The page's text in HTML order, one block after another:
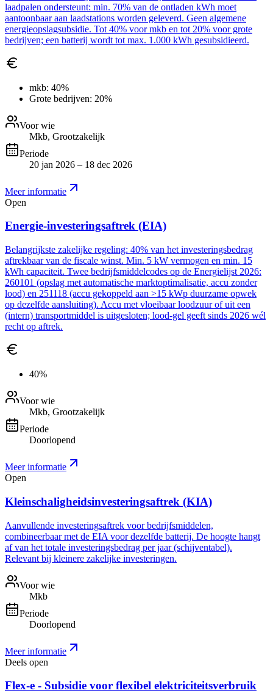
laadpalen ondersteunt: min. 70% van de ontladen kWh moet
aantoonbaar aan laadstations worden geleverd. Geen algemene
energieopslagsubsidie. Tot 40% voor mkb en tot 20% voor grote
bedrijven; een batterij wordt tot max. 1.000 kWh gesubsidieerd.
mkb: 40%
Grote bedrijven: 20%
Voor wie
Mkb, Grootzakelijk
Periode
20 jan 2026 – 18 dec 2026
Meer informatie
Open
Energie-investeringsaftrek (EIA)
Belangrijkste zakelijke regeling: 40% van het investeringsbedrag
aftrekbaar van de fiscale winst. Min. 5 kW vermogen en min. 15
kWh capaciteit. Twee bedrijfsmiddelcodes op de Energielijst 2026:
260101 (opslag met automatische marktoptimalisatie, accu zonder
lood) en 251118 (accu gekoppeld aan >15 kWp duurzame opwek
op dezelfde aansluiting). Accu met vloeibaar loodzuur of uit een
(intern) transportmiddel is uitgesloten; lood-gel geeft sinds 2026 wél
recht op aftrek.
40%
Voor wie
Mkb, Grootzakelijk
Periode
Doorlopend
Meer informatie
Open
Kleinschaligheidsinvesteringsaftrek (KIA)
Aanvullende investeringsaftrek voor bedrijfsmiddelen,
combineerbaar met de EIA voor dezelfde batterij. De hoogte hangt
af van het totale investeringsbedrag per jaar (schijventabel).
Relevant bij kleinere zakelijke investeringen.
Voor wie
Mkb
Periode
Doorlopend
Meer informatie
Deels open
Flex-e - Subsidie voor flexibel elektriciteitsverbruik